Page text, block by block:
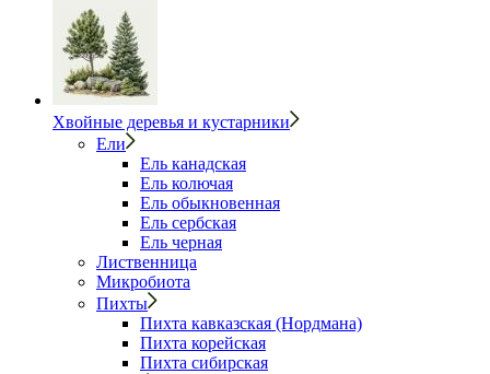
Хвойные деревья и кустарники
Ели
Ель канадская
Ель колючая
Ель обыкновенная
Ель сербская
Ель черная
Лиственница
Микробиота
Пихты
Пихта кавказская (Нордмана)
Пихта корейская
Пихта сибирская